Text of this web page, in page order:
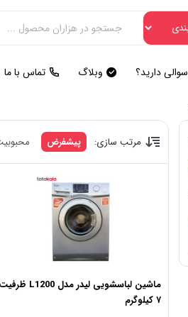
سوالی دارید؟ وبلاگ تماس با ما
مرتب سازی: پیشفرض
ماشین لباسشویی لیدر مدل L1200 ظرفیت
۷ کیلوگرم